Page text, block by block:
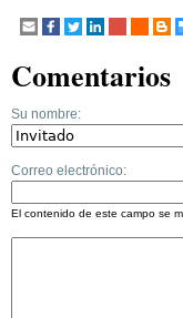
Comentarios
Su nombre:
Correo electrónico:
El contenido de este campo se